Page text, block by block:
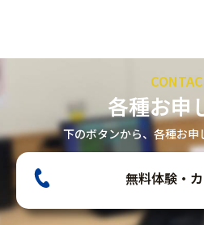
各種お申
下のボタンから、各種お申
無料体験・